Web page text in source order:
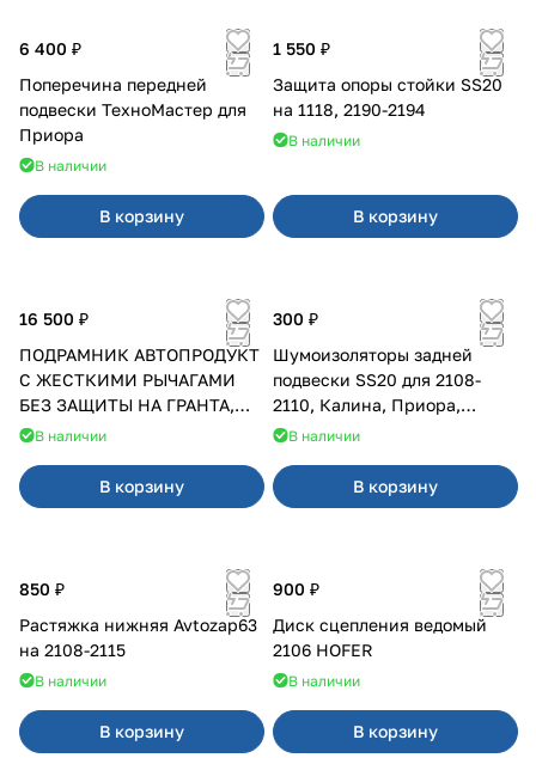
6 400 ₽
Поперечина передней
подвески ТехноМастер для
Приора
В наличии
В корзину
1 550 ₽
Защита опоры стойки SS20
на 1118, 2190-2194
В наличии
В корзину
16 500 ₽
ПОДРАМНИК АВТОПРОДУКТ
С ЖЕСТКИМИ РЫЧАГАМИ
БЕЗ ЗАЩИТЫ НА ГРАНТА,
КАЛИНА, КАЛИНА 2 ПОСЛЕ
В наличии
В корзину
300 ₽
Шумоизоляторы задней
подвески SS20 для 2108-
2110, Калина, Приора,
Гранта
В наличии
В корзину
850 ₽
Растяжка нижняя Avtozap63
на 2108-2115
В наличии
В корзину
900 ₽
Диск сцепления ведомый
2106 HOFER
В наличии
В корзину